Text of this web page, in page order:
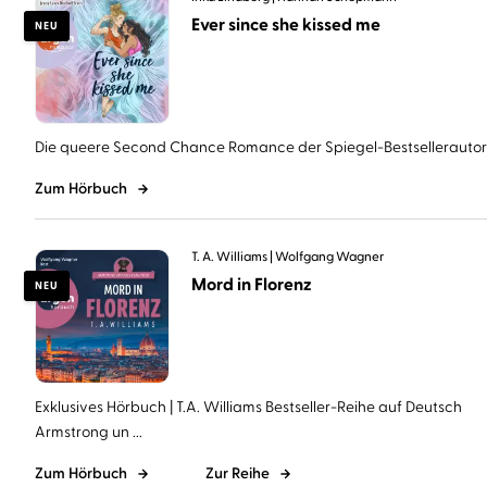
NEU Ever since she kissed me
Die queere Second Chance Romance der Spiegel-
Zum Hörbuch
NEU
T. A. Williams Wolfgang Wagner
Mord in Florenz
Exklusives Hörbuch | T.A. Williams Bestseller-Reihe auf Deutsch
Armstrong un ...
Zum Hörbuch Zur Reihe